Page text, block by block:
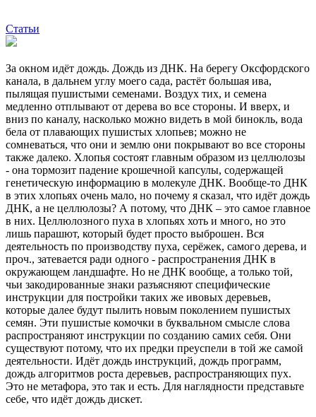
Статьи
За окном идёт дождь. Дождь из ДНК. На берегу Оксфордского
канала, в дальнем углу моего сада, растёт большая ива,
пылящая пушистыми семенами. Воздух тих, и семена
медленно отплывают от дерева во все стороны. И вверх, и
вниз по каналу, насколько можно видеть в мой бинокль, вода
бела от плавающих пушистых хлопьев; можно не
сомневаться, что они и землю они покрывают во все стороны
также далеко. Хлопья состоят главным образом из целлюлозы
- она тормозит падение крошечной капсулы, содержащей
генетическую информацию в молекуле ДНК. Вообще-то ДНК
в этих хлопьях очень мало, но почему я сказал, что идёт дождь
ДНК, а не целлюлозы? А потому, что ДНК – это самое главное
в них. Целлюлозного пуха в хлопьях хоть и много, но это
лишь парашют, который будет просто выброшен. Вся
деятельность по производству пуха, серёжек, самого дерева, и
проч., затевается ради одного - распространения ДНК в
окружающем ландшафте. Но не ДНК вообще, а только той,
чьи закодированные знаки разъясняют специфические
инструкции для постройки таких же ивовых деревьев,
которые далее будут пылить новым поколением пушистых
семян. Эти пушистые комочки в буквальном смысле слова
распространяют инструкции по созданию самих себя. Они
существуют потому, что их предки преуспели в той же самой
деятельности. Идёт дождь инструкций, дождь программ,
дождь алгоритмов роста деревьев, распространяющих пух.
Это не метафора, это так и есть. Для наглядности представьте
себе, что идёт дождь дискет.